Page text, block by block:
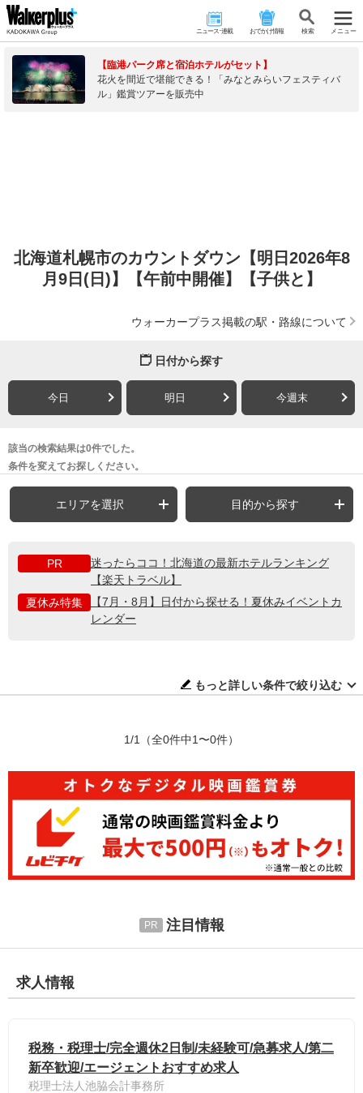
ニュース･連載 おでかけ情報 検 索 メニュー
【臨港パーク席と宿泊ホテルがセット】
花火を間近で堪能できる！「みなとみらいフェスティバ
ル」鑑賞ツアーを販売中
北海道札幌市のカウントダウン【明日2026年8
月9日(日)】【午前中開催】【子供と】
ウォーカープラス掲載の駅・路線について
日付から探す
今日 明日 今週末
該当の検索結果は0件でした。
条件を変えてお探しください。
エリアを選択 目的から探す
PR
迷ったらココ！北海道の最新ホテルランキング
【楽天トラベル】
夏休み特集
【7月・8月】日付から探せる！夏休みイベントカ
レンダー
もっと詳しい条件で絞り込む
1/1 （全0件中1〜0件）
注目情報
求人情報
税務・税理士/完全週休2日制/未経験可/急募求人/第二
新卒歓迎/エージェントおすすめ求人
税理士法人池脇会計事務所